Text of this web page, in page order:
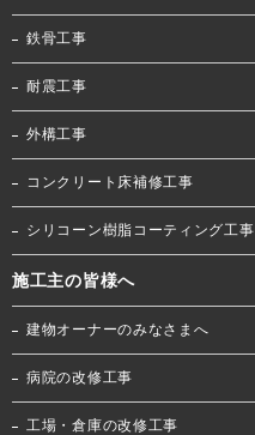
鉄骨工事
耐震工事
外構工事
コンクリート床補修工事
シリコーン樹脂コーティング工事
施工主の皆様へ
建物オーナーのみなさまへ
病院の改修工事
工場・倉庫の改修工事